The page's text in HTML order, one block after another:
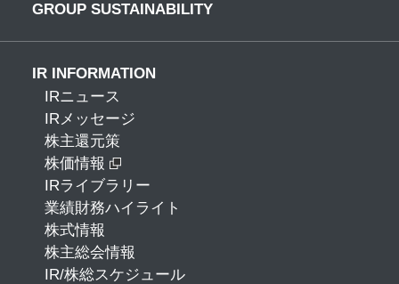
GROUP SUSTAINABILITY
IR INFORMATION
IRニュース
IRメッセージ
株主還元策
株価情報
IRライブラリー
業績財務ハイライト
株式情報
株主総会情報
IR/株総スケジュール